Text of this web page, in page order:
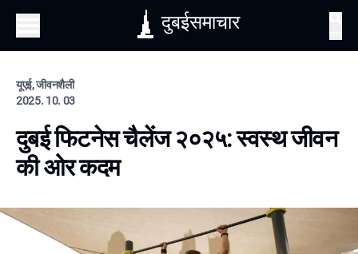
दुबईसमाचार
यूएई, जीवनशैली
2025. 10. 03
दुबई फिटनेस चैलेंज २०२५: स्वस्थ जीवन
की ओर कदम